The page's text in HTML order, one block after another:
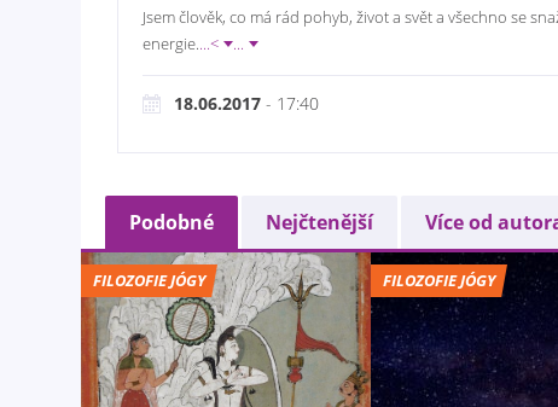
Jsem člověk, co má rád pohyb, život a svět a všechno se
energie....< ...
18.06.2017 - 17:40
Podobné Nejčtenější Více od
FILOZOFIE JÓGY FILOZOFIE JÓGY